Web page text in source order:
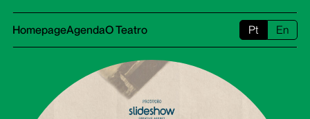
HomepageAgendaO Teatro Pt En